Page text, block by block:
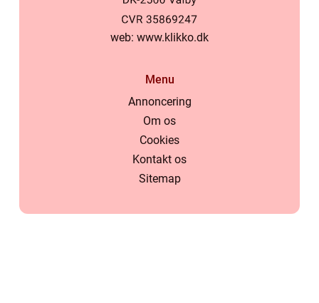
web: www.klikko.dk
Menu
Annoncering
Om os
Cookies
Kontakt os
Sitemap